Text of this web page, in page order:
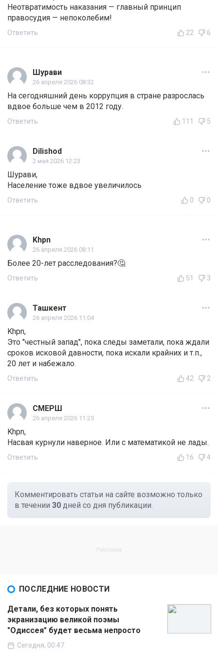
Неотвратимость наказания — главный принцип
правосудия — непоколебим!
Ответить 22 6
Шурави
26 апреля 2026 08:32
На сегодняшний день коррупция в стране разрослась
вдвое больше чем в 2012 году.
Ответить 111 5
Dilishod
2 мая 2026 12:23
Шурави,
Население тоже вдвое увеличилось
Ответить 0 0
Khpn
26 апреля 2026 08:11
Более 20-лет расследования?🤔
Ответить 51 3
Ташкент
26 апреля 2026 11:04
Khpn,
Это "честный запад", пока следы заметали, пока ждали
сроков исковой давности, пока искали крайних и т.п.,
20 лет и набежало.
Ответить 42 2
СМЕРШ
26 апреля 2026 11:25
Khpn,
Насвая курнули наверное. Или с математикой не лады.
Ответить 16 4
Комментировать статьи на сайте возможно только
в течении 30 дней со дня публикации.
ПОСЛЕДНИЕ НОВОСТИ
Детали, без которых понять
экранизацию великой поэмы
"Одиссея" будет весьма непросто
Сегодня, 00:47